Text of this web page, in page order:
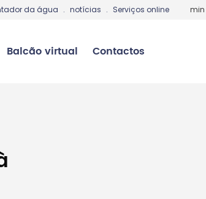
da água . notícias . Serviços online min
Balcão virtual Contactos